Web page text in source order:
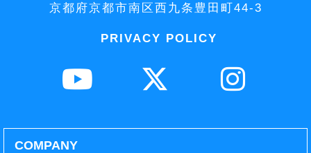
京都府京都市南区西九条豊田町44-3
PRIVACY POLICY
COMPANY